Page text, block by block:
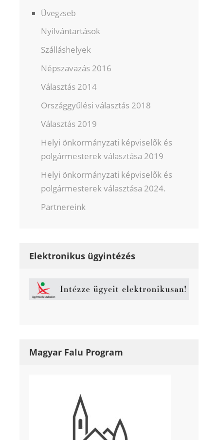
Üvegzseb
Nyilvántartások
Szálláshelyek
Népszavazás 2016
Választás 2014
Országgyűlési választás 2018
Választás 2019
Helyi önkormányzati képviselők és
polgármesterek választása 2019
Helyi önkormányzati képviselők és
polgármesterek választása 2024.
Partnereink
Elektronikus ügyintézés
Magyar Falu Program